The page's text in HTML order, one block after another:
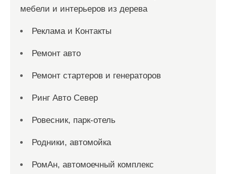
мебели и интерьеров из дерева
Реклама и Контакты
Ремонт авто
Ремонт стартеров и генераторов
Ринг Авто Север
Ровесник, парк-отель
Родники, автомойка
РомАн, автомоечный комплекс